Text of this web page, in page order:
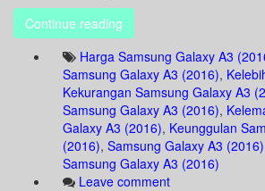
Continue reading
Harga Samsung Galaxy A3
Samsung Galaxy A3 (2016),
Kekurangan Samsung Galaxy A3
Samsung Galaxy A3 (2016),
Galaxy A3 (2016), Keunggulan
(2016), Samsung Galaxy A3 (2016)
Samsung Galaxy A3 (2016)
Leave comment